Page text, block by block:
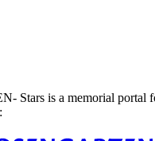
Stars is a memorial portal
: